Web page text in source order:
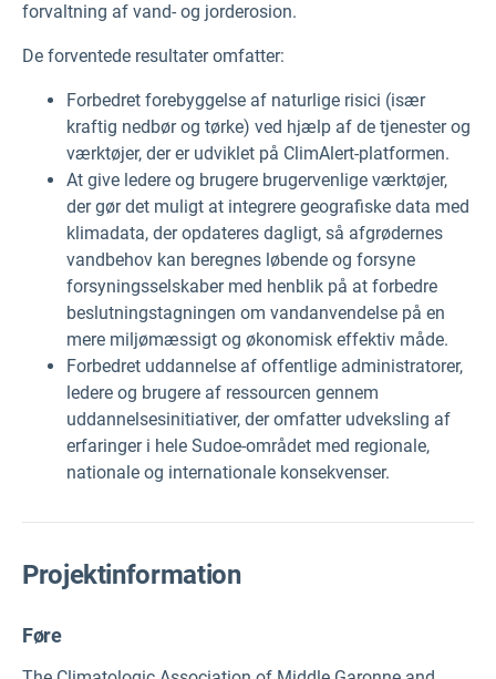
forvaltning af vand- og jorderosion.
De forventede resultater omfatter:
Forbedret forebyggelse af naturlige risici (især
kraftig nedbør og tørke) ved hjælp af de tjenester og
værktøjer, der er udviklet på ClimAlert-platformen.
At give ledere og brugere brugervenlige værktøjer,
der gør det muligt at integrere geografiske data med
klimadata, der opdateres dagligt, så afgrødernes
vandbehov kan beregnes løbende og forsyne
forsyningsselskaber med henblik på at forbedre
beslutningstagningen om vandanvendelse på en
mere miljømæssigt og økonomisk effektiv måde.
Forbedret uddannelse af offentlige administratorer,
ledere og brugere af ressourcen gennem
uddannelsesinitiativer, der omfatter udveksling af
erfaringer i hele Sudoe-området med regionale,
nationale og internationale konsekvenser.
Projektinformation
Føre